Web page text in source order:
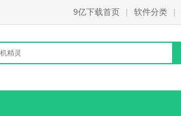
9亿下载首页 | 软件分类 |